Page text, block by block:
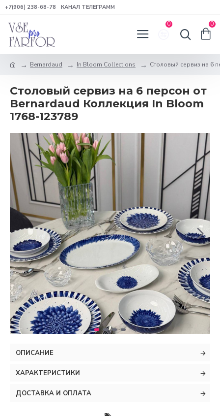
+7(906) 238-68-78 КАНАЛ ТЕЛЕГРАММ
0 0
Bernardaud In Bloom Collections Столовый сервиз на 6
Столовый сервиз на 6 персон от
Bernardaud Коллекция In Bloom
1768-123789
ОПИСАНИЕ
ХАРАКТЕРИСТИКИ
ДОСТАВКА И ОПЛАТА